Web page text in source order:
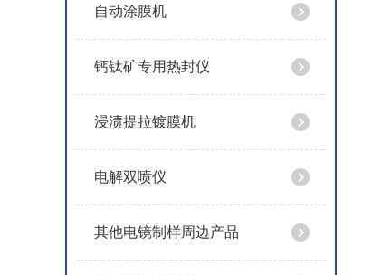
自动涂膜机
钙钛矿专用热封仪
浸渍提拉镀膜机
电解双喷仪
其他电镜制样周边产品